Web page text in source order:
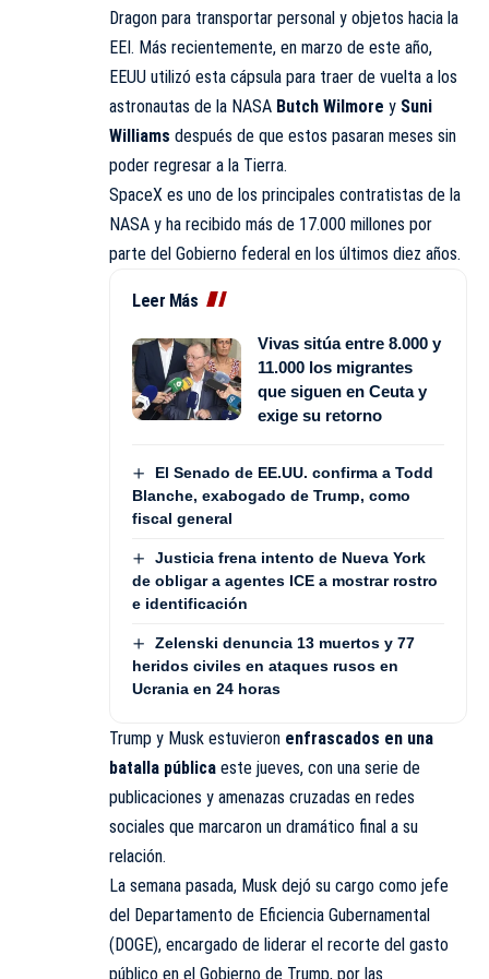
Dragon para transportar personal y objetos hacia la
EEI. Más recientemente, en marzo de este año,
EEUU utilizó esta cápsula para traer de vuelta a los
astronautas de la NASA Butch Wilmore y Suni
Williams después de que estos pasaran meses sin
poder regresar a la Tierra.
SpaceX es uno de los principales contratistas de la
NASA y ha recibido más de 17.000 millones por
parte del Gobierno federal en los últimos diez años.
Leer Más
Vivas sitúa entre 8.000 y
11.000 los migrantes
que siguen en Ceuta y
exige su retorno
El Senado de EE.UU. confirma a Todd
Blanche, exabogado de Trump, como
fiscal general
Justicia frena intento de Nueva York
de obligar a agentes ICE a mostrar rostro
e identificación
Zelenski denuncia 13 muertos y 77
heridos civiles en ataques rusos en
Ucrania en 24 horas
Trump y Musk estuvieron enfrascados en una
batalla pública este jueves, con una serie de
publicaciones y amenazas cruzadas en redes
sociales que marcaron un dramático final a su
relación.
La semana pasada, Musk dejó su cargo como jefe
del Departamento de Eficiencia Gubernamental
(DOGE), encargado de liderar el recorte del gasto
público en el Gobierno de Trump, por las